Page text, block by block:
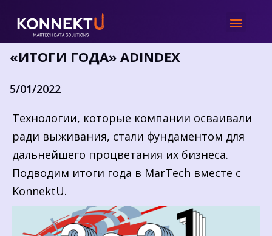
Новости/«Итоги года» AdIndex
«ИТОГИ ГОДА» ADINDEX
5/01/2022
Технологии, которые компании осваивали
ради выживания, стали фундаментом для
дальнейшего процветания их бизнеса.
Подводим итоги года в MarTech вместе с
KonnektU.